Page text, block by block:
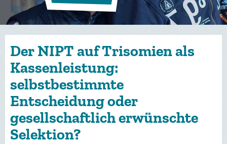
Der NIPT auf Trisomien als
Kassenleistung:
selbstbestimmte
Entscheidung oder
gesellschaftlich erwünschte
Selektion?